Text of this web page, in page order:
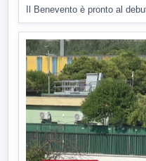
Il Benevento è pronto al